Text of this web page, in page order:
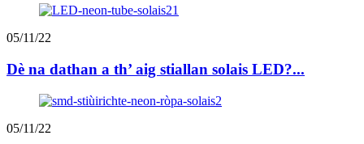
05/11/22
Dè na dathan a th’ aig stiallan solais LED?...
05/11/22